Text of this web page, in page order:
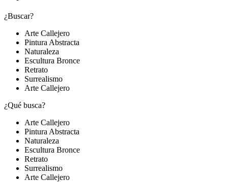
¿Buscar?
Arte Callejero
Pintura Abstracta
Naturaleza
Escultura Bronce
Retrato
Surrealismo
Arte Callejero
¿Qué busca?
Arte Callejero
Pintura Abstracta
Naturaleza
Escultura Bronce
Retrato
Surrealismo
Arte Callejero